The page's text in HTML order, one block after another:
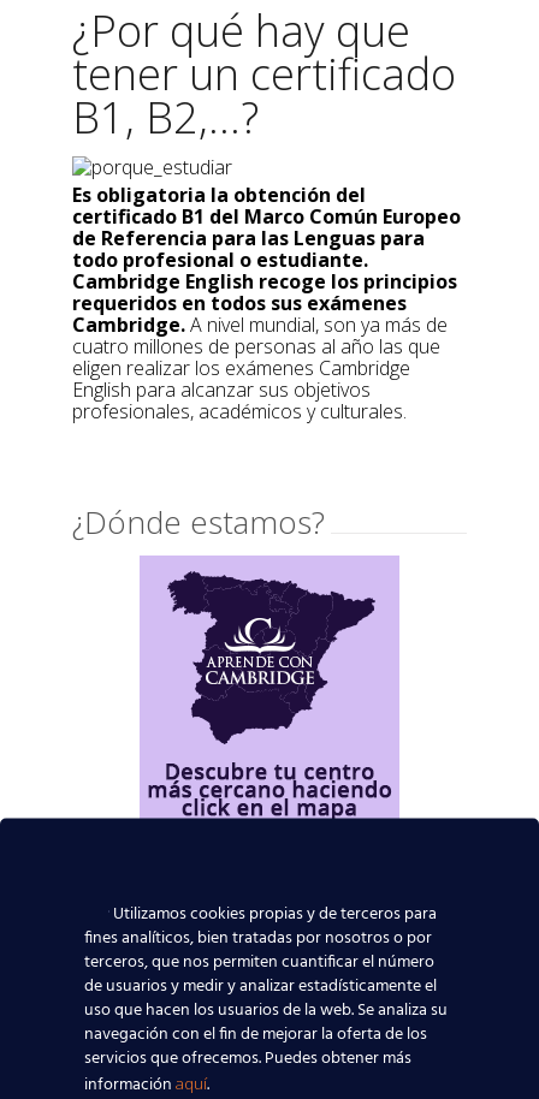
¿Por qué hay que
tener un certificado
B1, B2,...?
Es obligatoria la obtención del
certificado B1 del Marco Común Europeo
de Referencia para las Lenguas para
todo profesional o estudiante.
Cambridge English recoge los principios
requeridos en todos sus exámenes
Cambridge.A nivel mundial, son ya más de
cuatro millones de personas al año las que
eligen realizar los exámenes Cambridge
English para alcanzar sus objetivos
profesionales, académicos y culturales.
¿Dónde estamos?
Utilizamos cookies propias y de terceros para
fines analíticos, bien tratadas por nosotros o por
terceros, que nos permiten cuantificar el número
de usuarios y medir y analizar estadísticamente el
uso que hacen los usuarios de la web. Se analiza su
navegación con el fin de mejorar la oferta de los
servicios que ofrecemos. Puedes obtener más
información aquí.